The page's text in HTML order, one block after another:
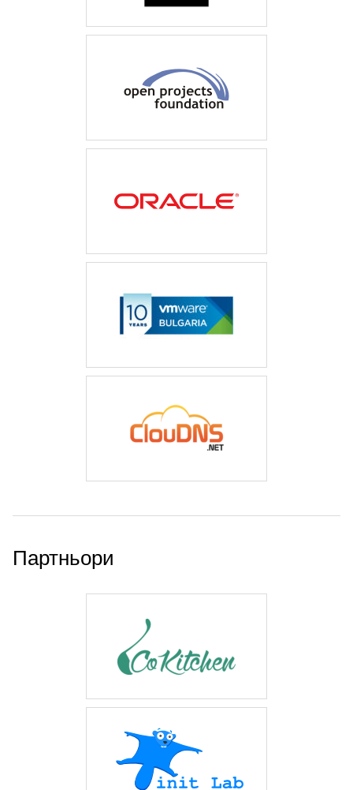
Партньори